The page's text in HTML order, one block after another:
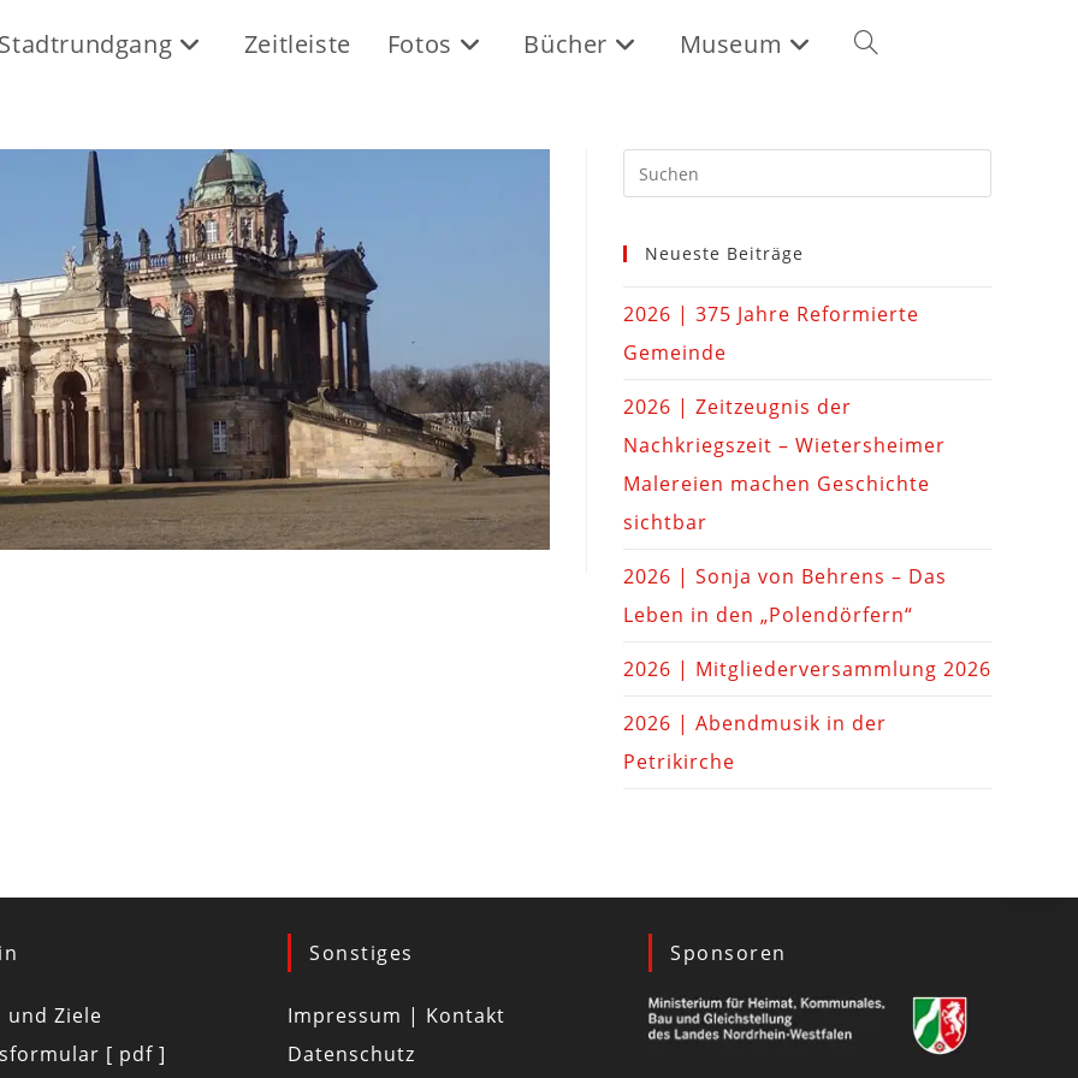
Zeitleiste Fotos Bücher Museum
Neueste Beiträge
2026 | 375 Jahre Reformierte
Gemeinde
2026 | Zeitzeugnis der
Nachkriegszeit – Wietersheimer
Malereien machen Geschichte
sichtbar
2026 | Sonja von Behrens – Das
Leben in den „Polendörfern“
2026 | Mitgliederversammlung 2026
2026 | Abendmusik in der
Petrikirche
und Ziele
[ pdf ]
Sonstiges
Impressum | Kontakt
Datenschutz
Sponsoren